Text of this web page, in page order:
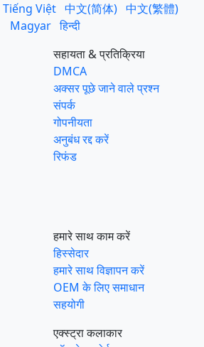
Tiếng Việt 中文(简体) 中文(繁體)
Magyar हिन्दी
सहायता & प्रतिक्रिया
DMCA
अक्सर पूछे जाने वाले प्रश्न
संपर्क
गोपनीयता
अनुबंध रद्द करें
रिफंड
हमारे साथ काम करें
हिस्सेदार
हमारे साथ विज्ञापन करें
OEM के लिए समाधान
सहयोगी
एक्स्ट्रा कलाकार